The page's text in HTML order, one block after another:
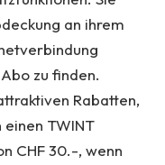
an ihrem
zu finden.
Rabatten,
TWINT
CHF 30.-, wenn